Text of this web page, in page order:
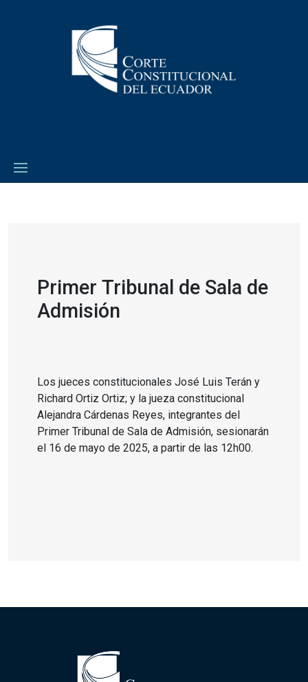
Primer Tribunal de Sala de
Admisión
Los jueces constitucionales José Luis Terán y
Richard Ortiz Ortiz; y la jueza constitucional
Alejandra Cárdenas Reyes, integrantes del
Primer Tribunal de Sala de Admisión, sesionarán
el 16 de mayo de 2025, a partir de las 12h00.